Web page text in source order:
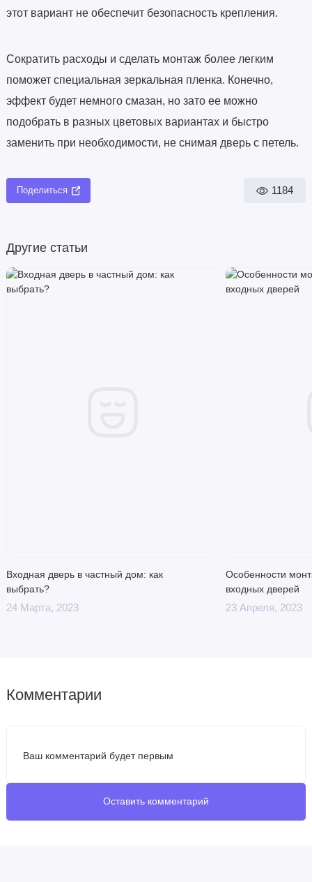
этот вариант не обеспечит безопасность крепления.
Сократить расходы и сделать монтаж более легким
поможет специальная зеркальная пленка. Конечно,
эффект будет немного смазан, но зато ее можно
подобрать в разных цветовых вариантах и быстро
заменить при необходимости, не снимая дверь с петель.
Поделиться 1184
Другие статьи
Входная дверь в частный дом: как
выбрать?
24 Марта, 2023
Особенности
входных дверей
23 Апреля, 2023
Комментарии
Ваш комментарий будет первым
Оставить комментарий